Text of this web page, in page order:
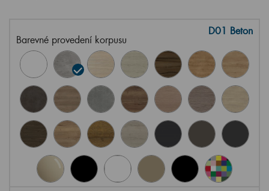
Barevné provedení korpusu
D01 Beton